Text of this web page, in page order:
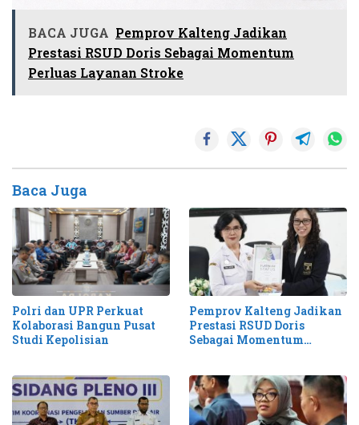
BACA JUGA Pemprov Kalteng Jadikan
Prestasi RSUD Doris Sebagai Momentum
Perluas Layanan Stroke
Baca Juga
Polri dan UPR Perkuat
Kolaborasi Bangun Pusat
Studi Kepolisian
Pemprov Kalteng Jadikan
Prestasi RSUD Doris
Sebagai Momentum